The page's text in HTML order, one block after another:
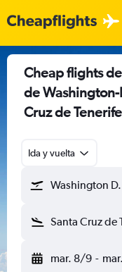
Cheap flights
de
Cruz de
Ida y vuelta
Washington
Santa Cruz de
mar. 8/9 -